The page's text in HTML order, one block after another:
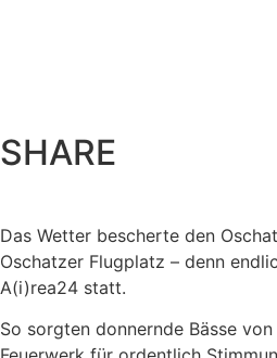
SHARE
Das Wetter bescherte den
Oschatzer Flugplatz – denn
A(i)rea24 statt.
So sorgten donnernde Bässe